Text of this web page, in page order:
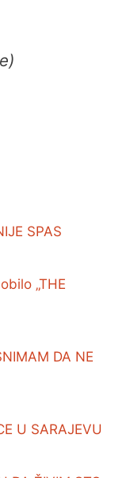
SPAS
„THE
DA NE
U SARAJEVU